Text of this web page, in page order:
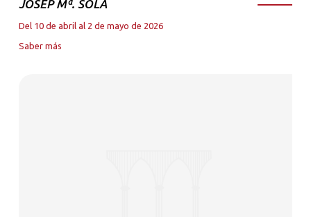
JOSEP Mª. SOLA
Del 10 de abril al 2 de mayo de 2026
Saber más